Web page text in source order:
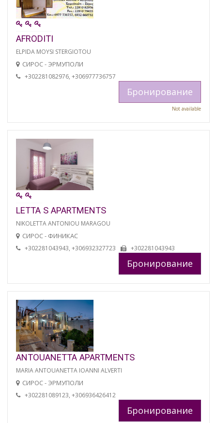
AFRODITI
ELPIDA MOYSI STERGIOTOU
СИРОС - ЭРМУПОЛИ
+302281082976, +306977736757
Бронирование
Not available
LETTA S APARTMENTS
NIKOLETTA ANTONIOU MARAGOU
СИРОС - ФИНИКАС
+302281043943, +306932327723 +302281043943
Бронирование
ANTOUANETTA APARTMENTS
MARIA ANTOUANETTA IOANNI ALVERTI
СИРОС - ЭРМУПОЛИ
+302281089123, +306936426412
Бронирование